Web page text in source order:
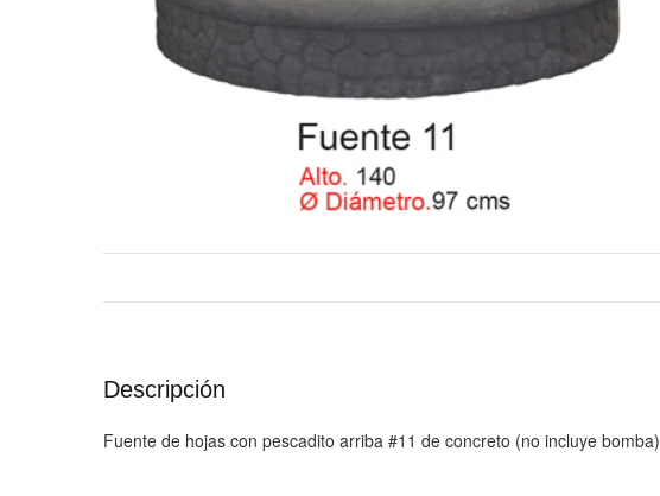
Descripción
Fuente de hojas con pescadito arriba #11 de concreto (no incluye bomba)